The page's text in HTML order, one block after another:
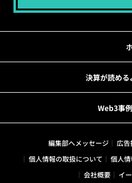
決算が読める
Web3事
編集部へメッセージ 広
個人情報の取扱について
個人
会社概要
イ